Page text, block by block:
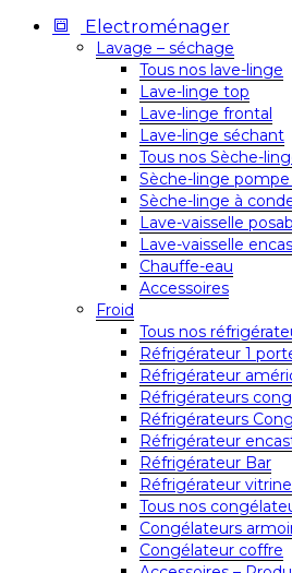
Electroménager
Lavage – séchage
Tous nos lave-linge
Lave-linge top
Lave-linge frontal
Lave-linge séchant
Tous nos Sèche-
Sèche-linge
Sèche-linge à
Lave-vaisselle
Lave-vaisselle
Chauffe-eau
Accessoires
Froid
Tous nos
Réfrigérateur 1
Réfrigérateur
Réfrigérateurs
Réfrigérateurs
Réfrigérateur
Réfrigérateur Bar
Réfrigérateur vitrine
Tous nos
Congélateurs
Congélateur coffre